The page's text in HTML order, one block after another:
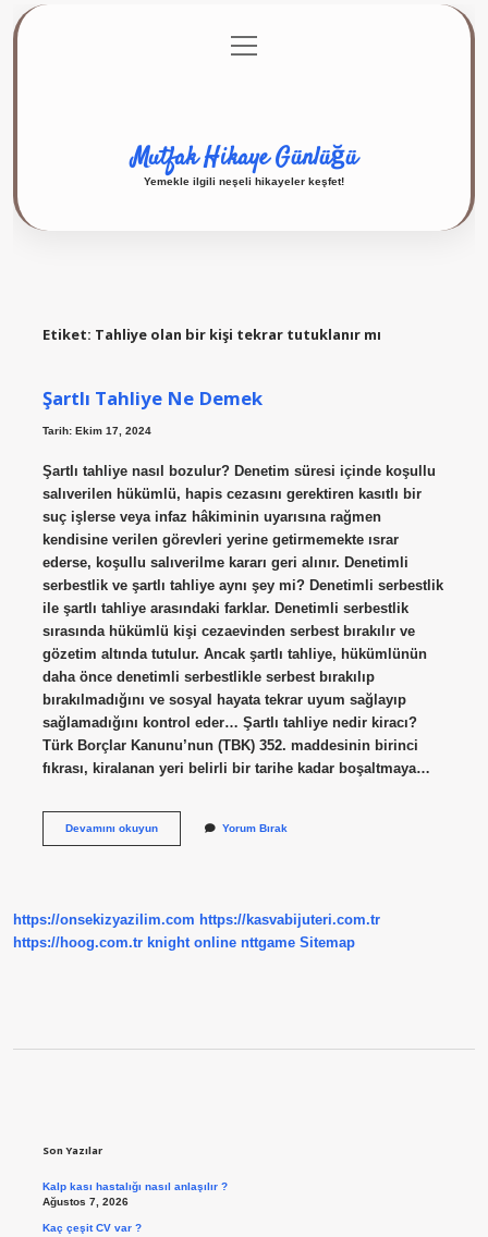
Gizlilik Politikası
menüyü
aç
Mutfak Hikaye Günlüğü
Yemekle ilgili neşeli hikayeler keşfet!
Etiket: Tahliye olan bir kişi tekrar tutuklanır mı
Şartlı Tahliye Ne Demek
Tarih: Ekim 17, 2024
Şartlı tahliye nasıl bozulur? Denetim süresi içinde koşullu
salıverilen hükümlü, hapis cezasını gerektiren kasıtlı bir
suç işlerse veya infaz hâkiminin uyarısına rağmen
kendisine verilen görevleri yerine getirmemekte ısrar
ederse, koşullu salıverilme kararı geri alınır. Denetimli
serbestlik ve şartlı tahliye aynı şey mi? Denetimli serbestlik
ile şartlı tahliye arasındaki farklar. Denetimli serbestlik
sırasında hükümlü kişi cezaevinden serbest bırakılır ve
gözetim altında tutulur. Ancak şartlı tahliye, hükümlünün
daha önce denetimli serbestlikle serbest bırakılıp
bırakılmadığını ve sosyal hayata tekrar uyum sağlayıp
sağlamadığını kontrol eder… Şartlı tahliye nedir kiracı?
Türk Borçlar Kanunu’nun (TBK) 352. maddesinin birinci
fıkrası, kiralanan yeri belirli bir tarihe kadar boşaltmaya…
Devamını okuyunŞartlı
Yorum Bırak
https://onsekizyazilim.com https://kasvabijuteri.com.tr
https://hoog.com.tr knight online nttgame Sitemap
Son Yazılar
Kalp kası hastalığı nasıl anlaşılır ?
Ağustos 7, 2026
Kaç çeşit CV var ?